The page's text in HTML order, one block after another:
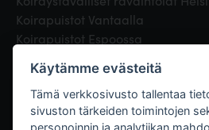
Koirapuistot Vantaalla
Koirapuistot Espoossa
Eläinlääkäri Helsingissä
Koirapuistot Tampereella
Käytämme evästeitä
Tämä verkkosivusto tallentaa
sivuston tärkeiden toimintojen
personoinnin ja analytiikan